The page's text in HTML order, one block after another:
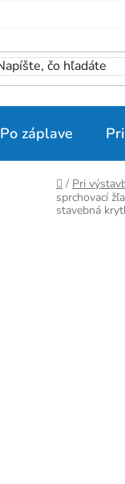
Po záplave
Domov
/ Pri
sprchovací
stavebná